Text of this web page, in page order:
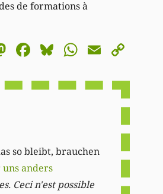
de formations à
Mastodon
Facebook
Bluesky
WhatsApp
Email
so bleibt, brauchen
uns anders
Ceci n'est possible